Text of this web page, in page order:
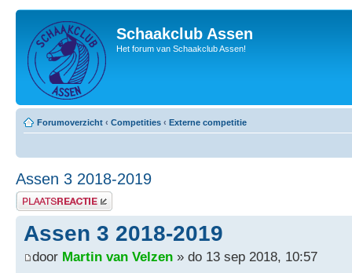
Schaakclub Assen
Het forum van Schaakclub Assen!
Forumoverzicht ‹ Competities ‹ Externe competitie
Assen 3 2018-2019
Plaats een reactie
Assen 3 2018-2019
door Martin van Velzen » do 13 sep 2018, 10:57